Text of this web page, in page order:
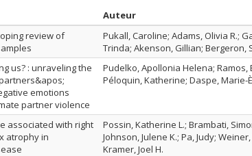
ordre décroissant Auteur
review of
Pukall, Caroline; Adams, Olivia R.;
Trinda; Akenson, Gillian; Bergeron,
us? : unraveling the
emotions
partner violence
Pudelko, Apollonia Helena;
Péloquin, Katherine; Daspe, Marie-
associated with right
atrophy in
Possin, Katherine L.; Brambati,
Johnson, Julene K.; Pa, Judy;
Kramer, Joel H.